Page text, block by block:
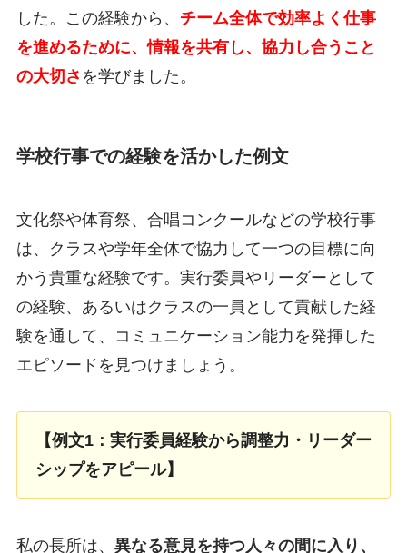
した。この経験から、 チーム全体で効率よく仕事
を進めるために、情報を共有し、協力し合うこと
の大切さ を学びました。
学校行事での経験を活かした例文
文化祭や体育祭、合唱コンクールなどの学校行事
は、クラスや学年全体で協力して一つの目標に向
かう貴重な経験です。実行委員やリーダーとして
の経験、あるいはクラスの一員として貢献した経
験を通して、コミュニケーション能力を発揮した
エピソードを見つけましょう。
【例文1：実行委員経験から調整力・リーダー
シップをアピール】
私の長所は、 異なる意見を持つ人々の間に入り、